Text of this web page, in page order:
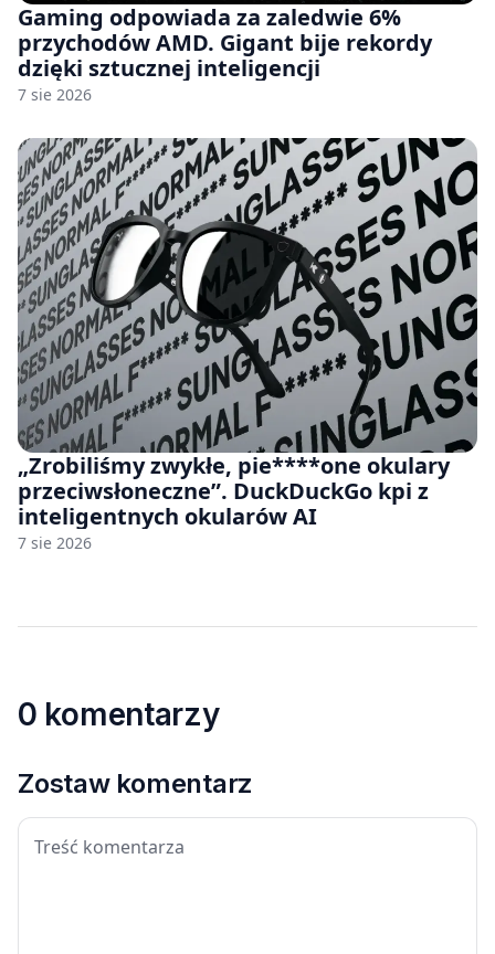
Gaming odpowiada za zaledwie 6%
przychodów AMD. Gigant bije rekordy
dzięki sztucznej inteligencji
7 sie 2026
„Zrobiliśmy zwykłe, pie****one okulary
przeciwsłoneczne”. DuckDuckGo kpi z
inteligentnych okularów AI
7 sie 2026
0 komentarzy
Zostaw komentarz